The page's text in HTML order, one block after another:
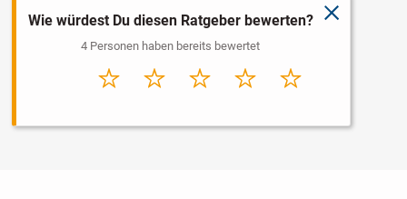
schließen
Wie würdest Du diesen Ratgeber bewerten?
4 Personen haben bereits bewertet